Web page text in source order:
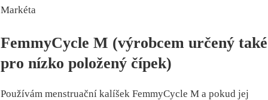
Markéta
FemmyCycle M (výrobcem určený také
pro nízko položený čípek)
Používám menstruační kalíšek FemmyCycle M a pokud jej